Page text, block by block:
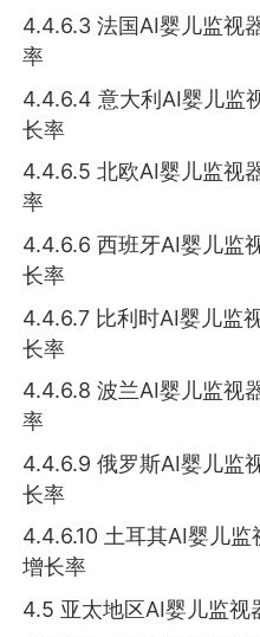
4.4.6.3 法国AI婴儿监视
率
4.4.6.4 意大利AI婴儿监
长率
4.4.6.5 北欧AI婴儿监视
率
4.4.6.6 西班牙AI婴儿监
长率
4.4.6.7 比利时AI婴儿监
长率
4.4.6.8 波兰AI婴儿监视
率
4.4.6.9 俄罗斯AI婴儿监
长率
4.4.6.10 土耳其AI婴儿
增长率
4.5 亚太地区AI婴儿监视